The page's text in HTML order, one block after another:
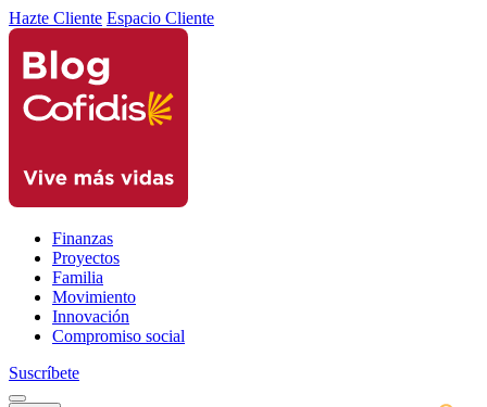
Hazte Cliente Espacio Cliente
Finanzas
Proyectos
Familia
Movimiento
Innovación
Compromiso social
Suscríbete